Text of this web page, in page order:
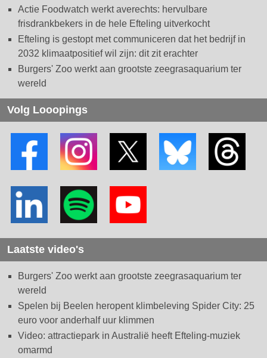
Actie Foodwatch werkt averechts: hervulbare
frisdrankbekers in de hele Efteling uitverkocht
Efteling is gestopt met communiceren dat het bedrijf in
2032 klimaatpositief wil zijn: dit zit erachter
Burgers' Zoo werkt aan grootste zeegrasaquarium ter
wereld
Volg Looopings
Laatste video's
Burgers' Zoo werkt aan grootste zeegrasaquarium ter
wereld
Spelen bij Beelen heropent klimbeleving Spider City: 25
euro voor anderhalf uur klimmen
Video: attractiepark in Australië heeft Efteling-muziek
omarmd